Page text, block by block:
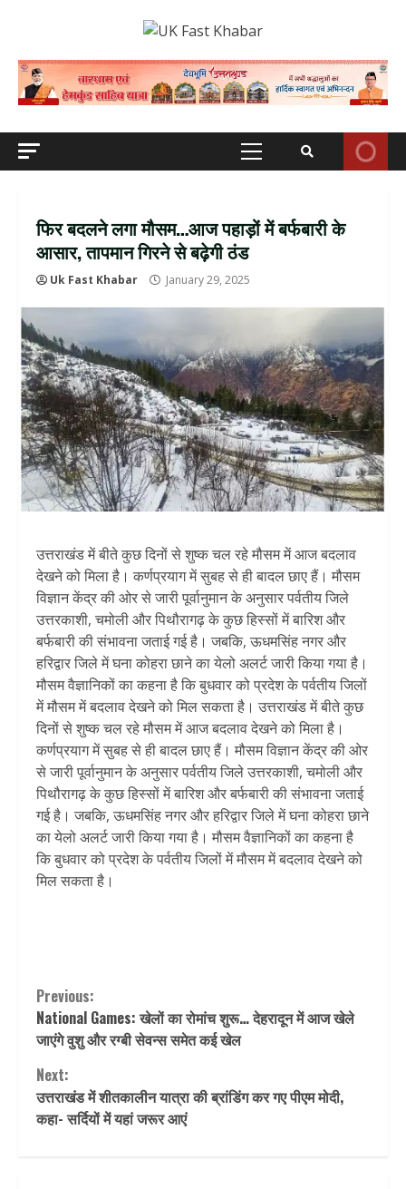
Primary
फिर बदलने लगा मौसम…आज पहाड़ों में बर्फबारी के
आसार, तापमान गिरने से बढ़ेगी ठंड
Uk Fast Khabar January 29, 2025
उत्तराखंड में बीते कुछ दिनों से शुष्क चल रहे मौसम में आज बदलाव
देखने को मिला है। कर्णप्रयाग में सुबह से ही बादल छाए हैं। मौसम
विज्ञान केंद्र की ओर से जारी पूर्वानुमान के अनुसार पर्वतीय जिले
उत्तरकाशी, चमोली और पिथौरागढ़ के कुछ हिस्सों में बारिश और
बर्फबारी की संभावना जताई गई है। जबकि, ऊधमसिंह नगर और
हरिद्वार जिले में घना कोहरा छाने का येलो अलर्ट जारी किया गया है।
मौसम वैज्ञानिकों का कहना है कि बुधवार को प्रदेश के पर्वतीय जिलों
में मौसम में बदलाव देखने को मिल सकता है। उत्तराखंड में बीते कुछ
दिनों से शुष्क चल रहे मौसम में आज बदलाव देखने को मिला है।
कर्णप्रयाग में सुबह से ही बादल छाए हैं। मौसम विज्ञान केंद्र की ओर
से जारी पूर्वानुमान के अनुसार पर्वतीय जिले उत्तरकाशी, चमोली और
पिथौरागढ़ के कुछ हिस्सों में बारिश और बर्फबारी की संभावना जताई
गई है। जबकि, ऊधमसिंह नगर और हरिद्वार जिले में घना कोहरा छाने
का येलो अलर्ट जारी किया गया है। मौसम वैज्ञानिकों का कहना है
कि बुधवार को प्रदेश के पर्वतीय जिलों में मौसम में बदलाव देखने को
मिल सकता है।
Continue
Reading
Previous:
National Games: खेलों का रोमांच शुरू… देहरादून में आज खेले
जाएंगे वुशु और रग्बी सेवन्स समेत कई खेल
Next:
उत्तराखंड में शीतकालीन यात्रा की ब्रांडिंग कर गए पीएम मोदी,
कहा- सर्दियों में यहां जरूर आएं